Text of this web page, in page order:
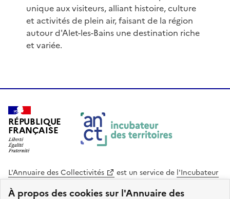
À propos des cookies sur l'Annuaire des
unique aux visiteurs, alliant histoire, culture
et activités de plein air, faisant de la région
autour d'Alet-les-Bains une destination riche
et variée.
RÉPUBLIQUE
FRANÇAISE
L'Annuaire des Collectivités est un service de l'Incubateur
des Territoires